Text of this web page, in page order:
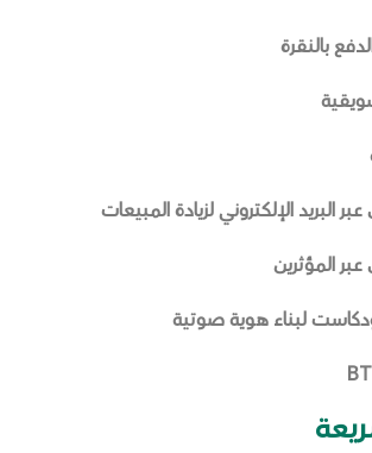
بالنقرة
البريد الإلكتروني لزيادة المبيعات
المؤثرين
لبناء هوية صوتية